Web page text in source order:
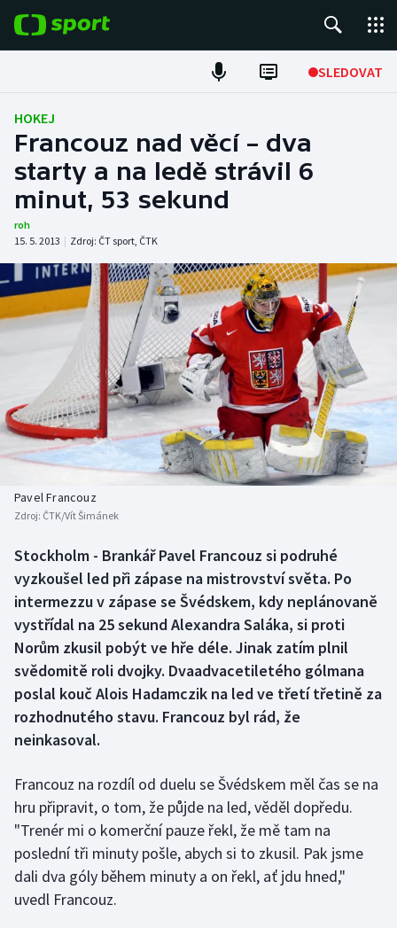
SLEDOVAT
Fotbal
Hokej
Tenis
Atletika
Cyklistika
DALŠÍ SPORTY
Americký fotbal
Baseball a softbal
Basketbal
Biatlon
Box
Curling
Dostihy
Florbal
Futsal
Golf
Gymnastika
Házená
NEPŘEHLÉDNĚTE
Soutěže
Historické návraty
Aplikace ČT sport
HOKEJ
Francouz nad věcí – dva
starty a na ledě strávil 6
minut, 53 sekund
roh
15. 5. 2013 | Zdroj: ČT sport, ČTK
Pavel Francouz
Zdroj: ČTK/Vít Šimánek
Stockholm - Brankář Pavel Francouz si podruhé
vyzkoušel led při zápase na mistrovství světa. Po
intermezzu v zápase se Švédskem, kdy neplánovaně
vystřídal na 25 sekund Alexandra Saláka, si proti
Norům zkusil pobýt ve hře déle. Jinak zatím plnil
svědomitě roli dvojky. Dvaadvacetiletého gólmana
poslal kouč Alois Hadamczik na led ve třetí třetině za
rozhodnutého stavu. Francouz byl rád, že
neinkasoval.
Francouz na rozdíl od duelu se Švédskem měl čas se na
hru připravit, o tom, že půjde na led, věděl dopředu.
"Trenér mi o komerční pauze řekl, že mě tam na
poslední tři minuty pošle, abych si to zkusil. Pak jsme
dali dva góly během minuty a on řekl, ať jdu hned,"
uvedl Francouz.